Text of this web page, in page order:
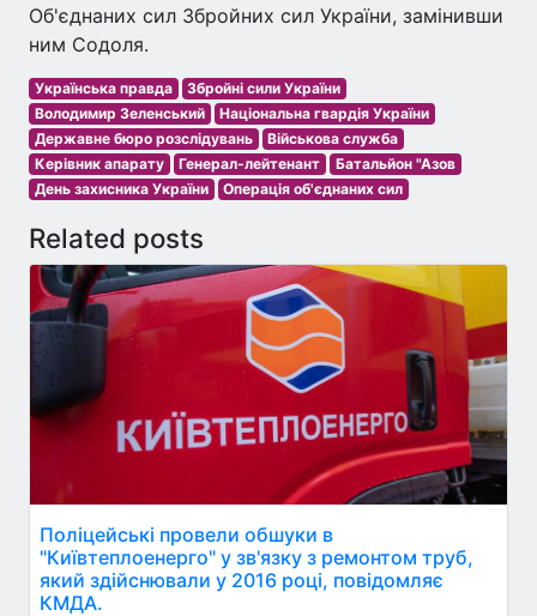
Об'єднаних сил Збройних сил України, замінивши
ним Содоля.
Українська правда
Збройні сили України
Володимир Зеленський
Національна гвардія України
Державне бюро розслідувань
Військова служба
Керівник апарату
Генерал-лейтенант
Батальйон "Азов
День захисника України
Операція об'єднаних сил
Related posts
Поліцейські провели обшуки в
"Київтеплоенерго" у зв'язку з ремонтом труб,
який здійснювали у 2016 році, повідомляє
КМДА.